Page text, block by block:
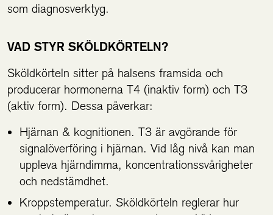
som diagnosverktyg.
VAD STYR SKÖLDKÖRTELN?
Sköldkörteln sitter på halsens framsida och
producerar hormonerna T4 (inaktiv form) och T3
(aktiv form). Dessa påverkar:
Hjärnan & kognitionen. T3 är avgörande för
signalöverföring i hjärnan. Vid låg nivå kan man
uppleva hjärndimma, koncentrationssvårigheter
och nedstämdhet.
Kroppstemperatur. Sköldkörteln reglerar hur